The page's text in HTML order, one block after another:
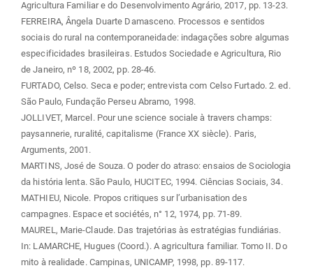
Agricultura Familiar e do Desenvolvimento Agrário, 2017, pp. 13-23.
FERREIRA, Ângela Duarte Damasceno. Processos e sentidos
sociais do rural na contemporaneidade: indagações sobre algumas
especificidades brasileiras. Estudos Sociedade e Agricultura, Rio
de Janeiro, nº 18, 2002, pp. 28-46.
FURTADO, Celso. Seca e poder; entrevista com Celso Furtado. 2. ed.
São Paulo, Fundação Perseu Abramo, 1998.
JOLLIVET, Marcel. Pour une science sociale à travers champs:
paysannerie, ruralité, capitalisme (France XX siècle). Paris,
Arguments, 2001.
MARTINS, José de Souza. O poder do atraso: ensaios de Sociologia
da história lenta. São Paulo, HUCITEC, 1994. Ciências Sociais, 34.
MATHIEU, Nicole. Propos critiques sur l’urbanisation des
campagnes. Espace et sociétés, n° 12, 1974, pp. 71-89.
MAUREL, Marie-Claude. Das trajetórias às estratégias fundiárias.
In: LAMARCHE, Hugues (Coord.). A agricultura familiar. Tomo II. Do
mito à realidade. Campinas, UNICAMP, 1998, pp. 89-117.